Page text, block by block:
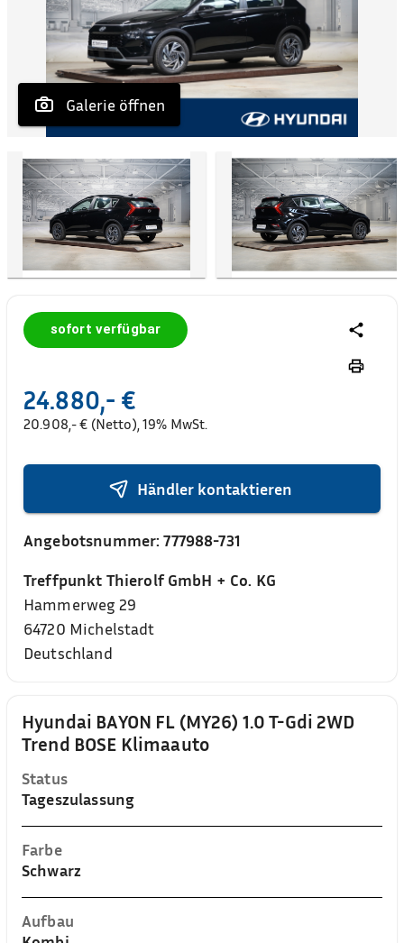
Galerie öffnen
Hyundai BAYON FL (MY26) 1.0 T-Gdi 2WD
Trend BOSE Klimaauto
Status
Tageszulassung
Farbe
Schwarz
Aufbau
sofort verfügbar
24.880,- €
20.908,- € (Netto), 19% MwSt.
Händler kontaktieren
Angebotsnummer:777988-731
Treffpunkt Thierolf GmbH + Co. KG
Hammerweg 29
64720 Michelstadt
Deutschland